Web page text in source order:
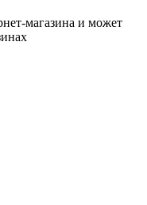
магазина и может